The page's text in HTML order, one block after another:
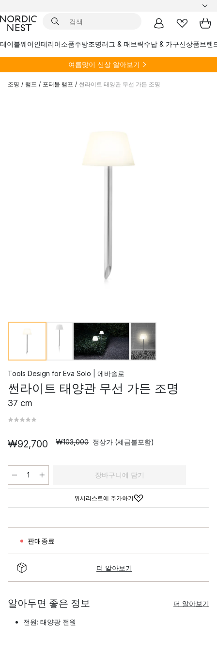
테이블웨어인테리어소품주방조명러그 & 패브릭수납 & 가구신상품브랜
여름맞이 신상 알아보기
조명 / 램프 / 포터블 램프 / 썬라이트 태양관 무선 가든 조명
Tools Design for Eva Solo | 에바솔로
썬라이트 태양관 무선 가든 조명
37 cm
₩92,700 ₩103,000 정상가 (세금불포함)
장바구니에 담기
위시리스트에 추가하기
판매종료
더 알아보기
알아두면 좋은 정보 더 알아보기
전원: 태양광 전원